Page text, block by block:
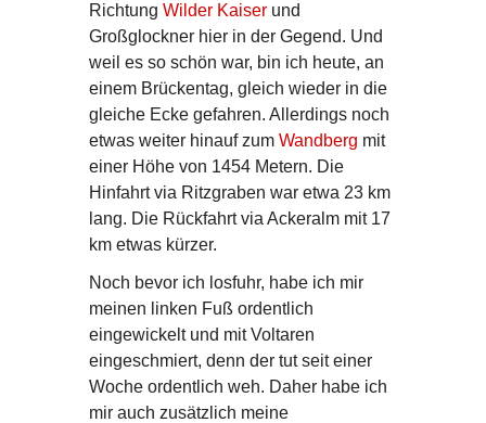
Richtung Wilder Kaiserund
Großglockner hier in der Gegend. Und
weil es so schön war, bin ich heute, an
einem Brückentag, gleich wieder in die
gleiche Ecke gefahren. Allerdings noch
etwas weiter hinauf zum Wandberg mit
einer Höhe von 1454 Metern. Die
Hinfahrt via Ritzgraben war etwa 23 km
lang. Die Rückfahrt via Ackeralm mit 17
km etwas kürzer.
Noch bevor ich losfuhr, habe ich mir
meinen linken Fuß ordentlich
eingewickelt und mit Voltaren
eingeschmiert, denn der tut seit einer
Woche ordentlich weh. Daher habe ich
mir auch zusätzlich meine